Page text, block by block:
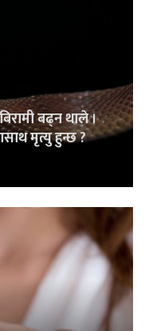
बढ्न थाले ।
मृत्यु हुन्छ ?